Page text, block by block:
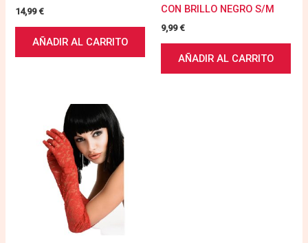
14,99€
AÑADIR AL CARRITO
CON BRILLO NEGRO S/M
9,99€
AÑADIR AL CARRITO